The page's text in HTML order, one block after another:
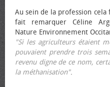
Au sein de la profession
fait remarquer Céline
Nature Environnement
"Si les agriculteurs étaient
pouvaient prendre trois
revenu digne de ce nom,
la méthanisation".